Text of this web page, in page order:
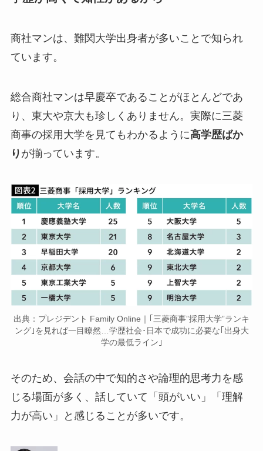
商社マンは、難関大学出身者が多いことで知られ
ています。
総合商社マンは早慶卒であることがほとんどであ
り、東大や京大も珍しくありません。実際に三菱
商事の採用大学を見てもわかるように高学歴ばか
り が揃っています。
出典：プレジデント Family Online｜｢三菱商事”採用大学”ランキ
ング｣を見れば一目瞭然…学歴社会･日本で成功に必要な｢出身大
学の最低ライン｣
そのため、会話の中で知的さや論理的思考力を感
じる場面が多く、話していて「頭がいい」「理解
力が高い」と感じることが多いです。